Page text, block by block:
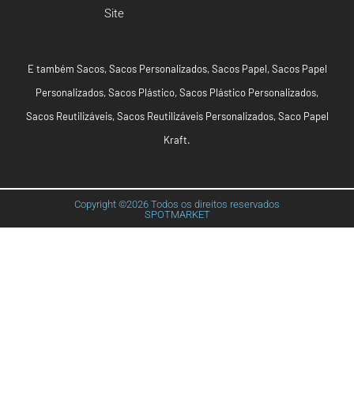
Site
E também Sacos,Sacos Personalizados,Sacos Papel,Sacos Papel
Personalizados,Sacos Plástico,Sacos Plástico Personalizados,
Sacos Reutilizáveis,Sacos Reutilizáveis Personalizados,Saco Papel
Kraft.
Copyright ©2026 Todos os direitos reservados
SPOTMARKET